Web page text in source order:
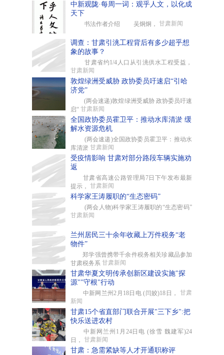
中新观陇·每周一词：观乎人文，以化成
天下
书法作者介绍 吴炯炯， 甘肃新闻
调查：甘肃引洮工程背后有多少超乎想
象的故事？
甘肃省约1/4人口从引洮供水工程受益，
甘肃新闻
敦煌绿洲受威胁 政协委员吁速启“引哈
济党”
(两会速递)敦煌绿洲受威胁 政协委员吁速
启“ 甘肃新闻
全国政协委员霍卫平：推动水库清淤 缓
解水资源危机
(两会速递)全国政协委员霍卫平：推动水
库清淤 甘肃新闻
受疫情影响 甘肃对部分路段车辆实施劝
返
甘肃省高速公路管理局7日下午发布最新
提示， 甘肃新闻
科学家王涛履职的“生态密码”
(两会人物)科学家王涛履职的“生态密码”
甘肃新闻
兰州居民三十余年收藏上万件税务“老
物件”
郑学强曾携带千余件税务相关珍藏品参加
甘肃税务系 甘肃新闻
甘肃华夏文明传承创新区建设实施"探
源""守根"行动
中新网兰州2月18日电 (闫姣)18日， 甘肃
新闻
甘肃15个省直部门联合开展"三下乡":把
快乐送进农村
中新网兰州1月24日电 (徐雪 魏建军)24
日， 甘肃新闻
甘肃：急需紧缺等人才开通职称评